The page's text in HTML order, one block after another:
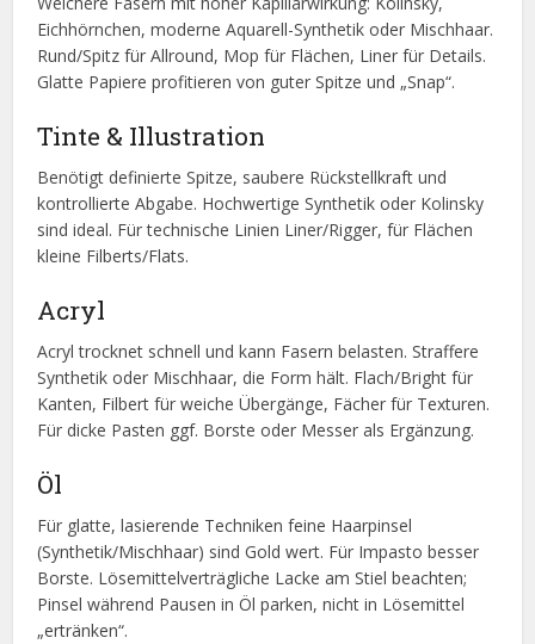
Eichhörnchen, moderne Aquarell-Synthetik oder Mischhaar.
Rund/Spitz für Allround, Mop für Flächen, Liner für Details.
Glatte Papiere profitieren von guter Spitze und „Snap“.
Tinte & Illustration
Benötigt definierte Spitze, saubere Rückstellkraft und
kontrollierte Abgabe. Hochwertige Synthetik oder Kolinsky
sind ideal. Für technische Linien Liner/Rigger, für Flächen
kleine Filberts/Flats.
Acryl
Acryl trocknet schnell und kann Fasern belasten. Straffere
Synthetik oder Mischhaar, die Form hält. Flach/Bright für
Kanten, Filbert für weiche Übergänge, Fächer für Texturen.
Für dicke Pasten ggf. Borste oder Messer als Ergänzung.
Öl
Für glatte, lasierende Techniken feine Haarpinsel
(Synthetik/Mischhaar) sind Gold wert. Für Impasto besser
Borste. Lösemittelverträgliche Lacke am Stiel beachten;
Pinsel während Pausen in Öl parken, nicht in Lösemittel
„ertränken“.